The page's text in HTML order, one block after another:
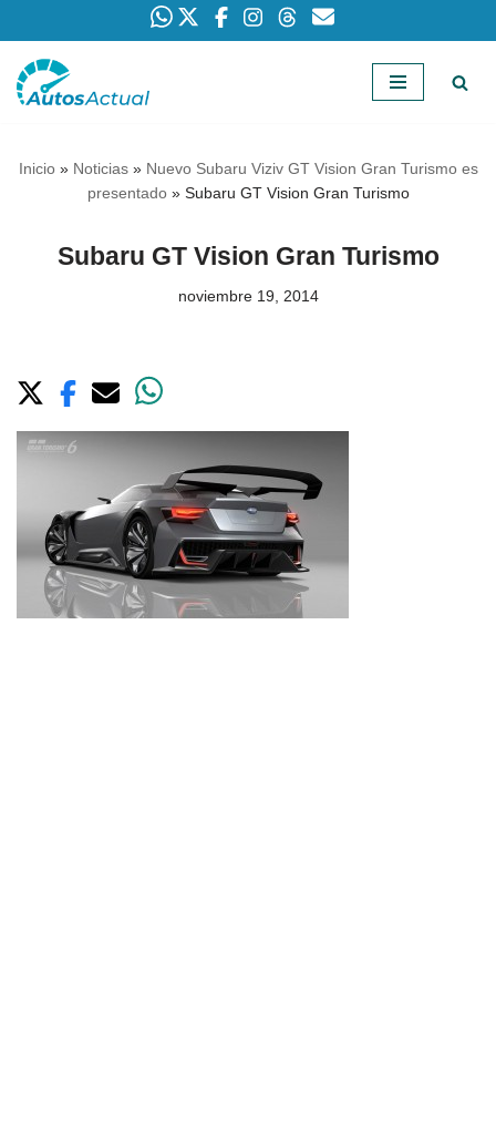
Saltar
Inicio» Noticias» Nuevo Subaru Viziv GT Vision Gran Turismo es
presentado» Subaru GT Vision Gran Turismo
Subaru GT Vision Gran Turismo
noviembre 19, 2014